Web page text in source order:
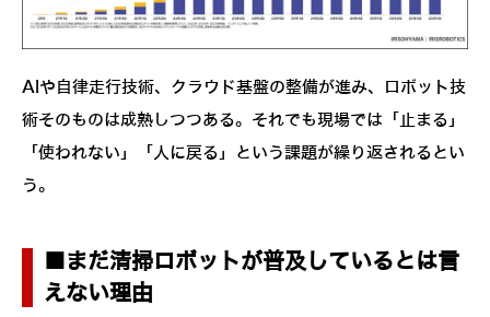
AIや自律走行技術、クラウド基盤の整備が進み、ロボット技
術そのものは成熟しつつある。それでも現場では「止まる」
「使われない」「人に戻る」という課題が繰り返されるとい
う。
■まだ清掃ロボットが普及しているとは言
えない理由